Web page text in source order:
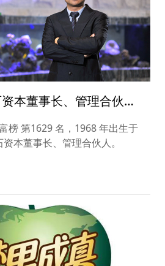
本董事长、管理合伙人
榜 第1629 名，1968 年出生于
本董事长、管理合伙人。